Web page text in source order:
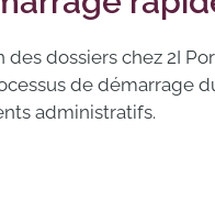
des dossiers chez 2I
de démarrage
administratifs.